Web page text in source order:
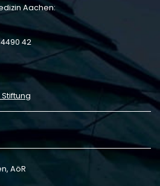
Aachen:
4490 42
AöR